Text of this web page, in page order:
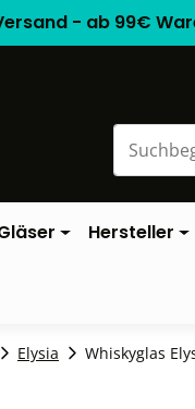
- ab 99€
Hersteller
Elysia Whiskyglas